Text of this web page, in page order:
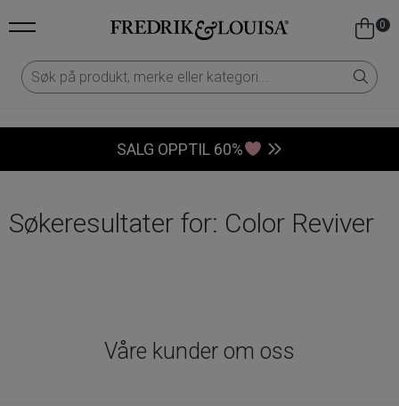
0
SALG OPPTIL 60%
Søkeresultater for: Color Reviver
Våre kunder om oss